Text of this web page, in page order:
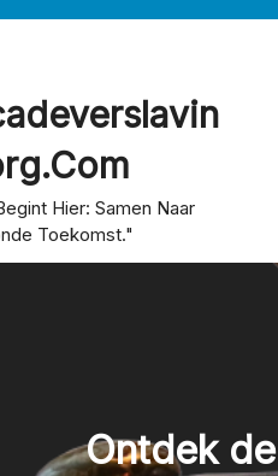
Hier: Samen Naar
Toekomst."
Ontdek